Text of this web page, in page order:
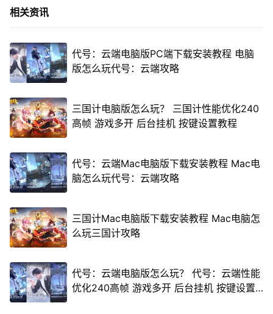
相关资讯
代号：云端电脑版PC端下载安装教程 电脑
版怎么玩代号：云端攻略
三国计电脑版怎么玩？ 三国计性能优化240
高帧 游戏多开 后台挂机 按键设置教程
代号：云端Mac电脑版下载安装教程 Mac电
脑怎么玩代号：云端攻略
三国计Mac电脑版下载安装教程 Mac电脑怎
么玩三国计攻略
代号：云端电脑版怎么玩？ 代号：云端性能
优化240高帧 游戏多开 后台挂机 按键设置